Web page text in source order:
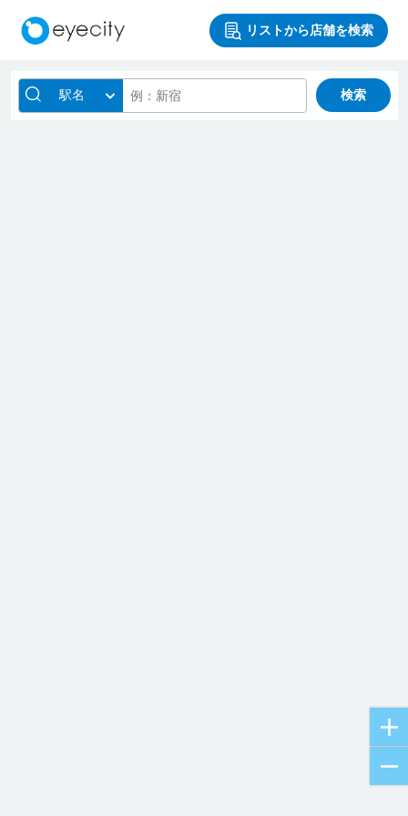
リストから店舗を検索
駅名 検索